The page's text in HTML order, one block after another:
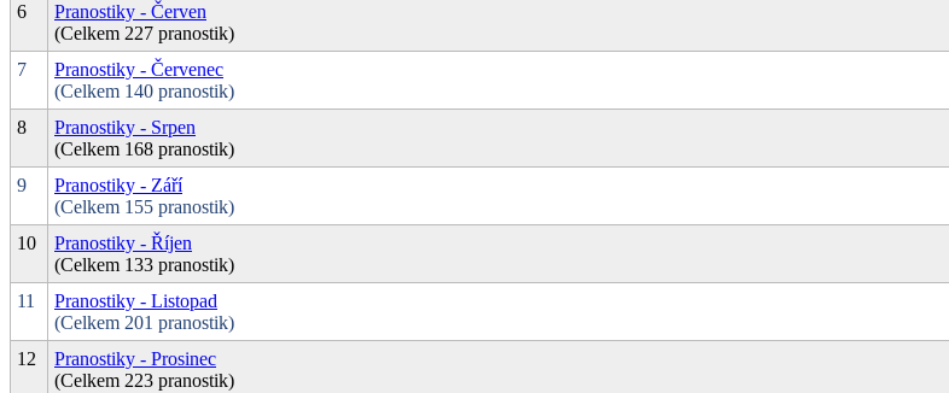
6
Pranostiky - Červen
(Celkem 227 pranostik)
7
Pranostiky - Červenec
(Celkem 140 pranostik)
8
Pranostiky - Srpen
(Celkem 168 pranostik)
9
Pranostiky - Září
(Celkem 155 pranostik)
10
Pranostiky - Říjen
(Celkem 133 pranostik)
11
Pranostiky - Listopad
(Celkem 201 pranostik)
12
Pranostiky - Prosinec
(Celkem 223 pranostik)